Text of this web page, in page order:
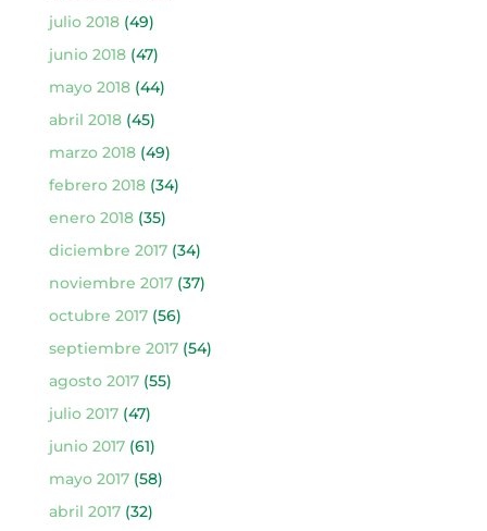
julio 2018(49)
junio 2018(47)
mayo 2018(44)
abril 2018(45)
marzo 2018(49)
febrero 2018(34)
enero 2018(35)
diciembre 2017(34)
noviembre 2017(37)
octubre 2017(56)
septiembre 2017(54)
agosto 2017(55)
julio 2017(47)
junio 2017(61)
mayo 2017(58)
abril 2017(32)